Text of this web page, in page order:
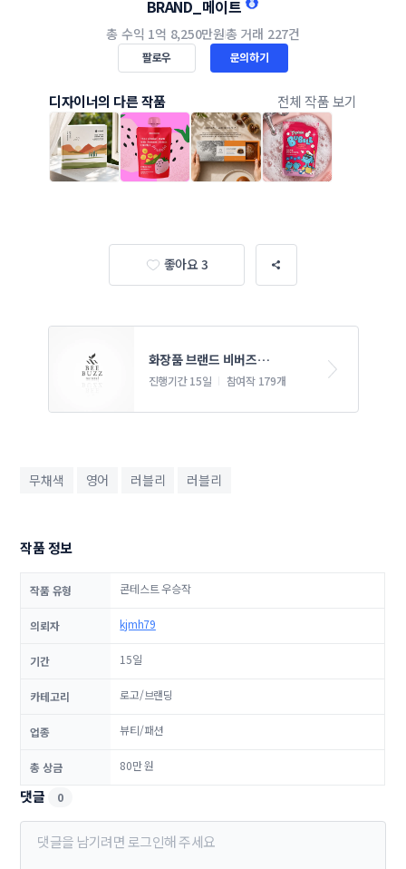
BRAND_메이트
총 수익 1억 8,250만원총 거래 227건
팔로우 문의하기
디자이너의 다른 작품 전체 작품 보기
좋아요 3
화장품 브랜드 비버즈
(BEEBUZZ)를 상징할수있는
진행기간 15일 참여작 179개
무채색 영어 러블리 러블리
작품 정보
작품 유형 콘테스트 우승작
의뢰자 kjmh79
기간 15일
카테고리 로고/브랜딩
업종 뷰티/패션
총 상금 80만 원
댓글 0